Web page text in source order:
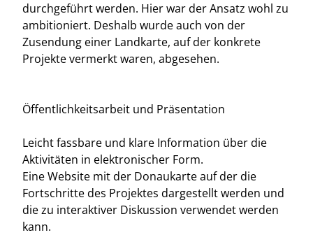
durchgeführt werden. Hier war der Ansatz wohl zu
ambitioniert. Deshalb wurde auch von der
Zusendung einer Landkarte, auf der konkrete
Projekte vermerkt waren, abgesehen.
Öffentlichkeitsarbeit und Präsentation
Leicht fassbare und klare Information über die
Aktivitäten in elektronischer Form.
Eine Website mit der Donaukarte auf der die
Fortschritte des Projektes dargestellt werden und
die zu interaktiver Diskussion verwendet werden
kann.